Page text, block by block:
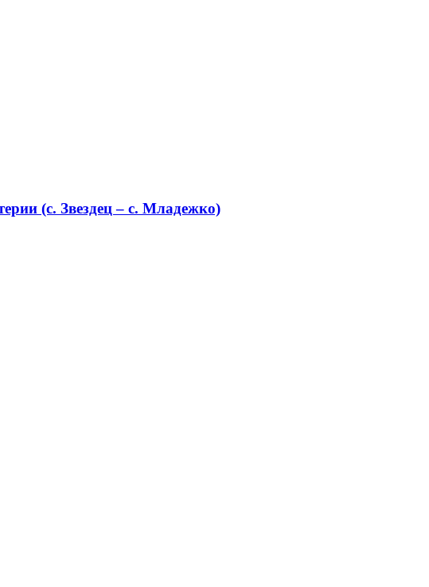
(с. Звездец – с. Младежко)